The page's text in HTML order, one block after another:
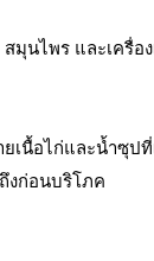
นไพร และเค
นื้อไก่และน้ำซุ
งก่อนบริโภค